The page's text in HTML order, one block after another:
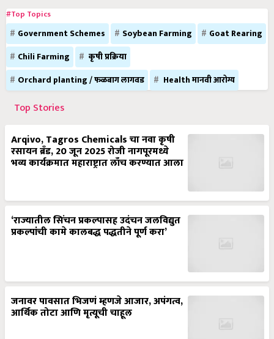
#Top Topics
Government Schemes Soybean Farming
Goat Rearing
Chili Farming
कृषी प्रक्रिया
Orchard planting / फळबाग लागवड
Health मानवी आरोग्य
Top Stories
Arqivo, Tagros Chemicals चा नवा कृषी
रसायन ब्रँड, 20 जून 2025 रोजी नागपूरमध्ये
भव्य कार्यक्रमात महाराष्ट्रात लाँच करण्यात आला
‘राज्यातील सिंचन प्रकल्पासह उदंचन जलविद्युत
प्रकल्पांची कामे कालबद्ध पद्धतीने पूर्ण करा’
जनावर पावसात भिजणं म्हणजे आजार, अपंगत्व,
आर्थिक तोटा आणि मृत्यूची चाहूल